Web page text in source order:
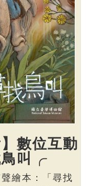
數位互動
鳥叫╭
繪本：「尋找